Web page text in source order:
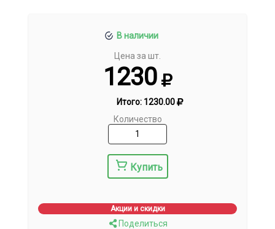
В наличии
Цена за шт.
1230
Итого: 1230.00
Количество
Купить
Акции и скидки
Поделиться